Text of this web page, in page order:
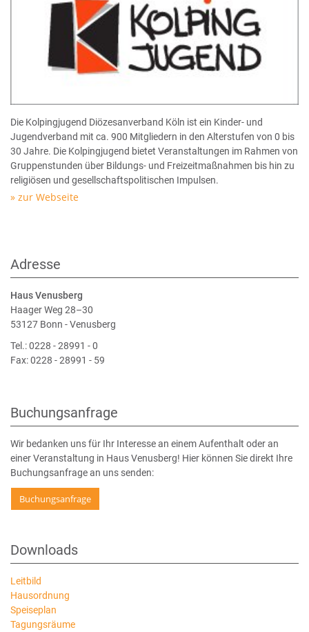
Die Kolpingjugend Diözesanverband Köln ist ein Kinder- und
Jugendverband mit ca. 900 Mitgliedern in den Alterstufen von 0 bis
30 Jahre. Die Kolpingjugend bietet Veranstaltungen im Rahmen von
Gruppenstunden über Bildungs- und Freizeitmaßnahmen bis hin zu
religiösen und gesellschaftspolitischen Impulsen.
zur Webseite
Adresse
Haus Venusberg
Haager Weg 28–30
53127 Bonn - Venusberg
Tel.: 0228 - 28991 - 0
Fax: 0228 - 28991 - 59
Buchungsanfrage
Wir bedanken uns für Ihr Interesse an einem Aufenthalt oder an
einer Veranstaltung in Haus Venusberg! Hier können Sie direkt Ihre
Buchungsanfrage an uns senden:
Buchungsanfrage
Downloads
Leitbild
Hausordnung
Speiseplan
Tagungsräume